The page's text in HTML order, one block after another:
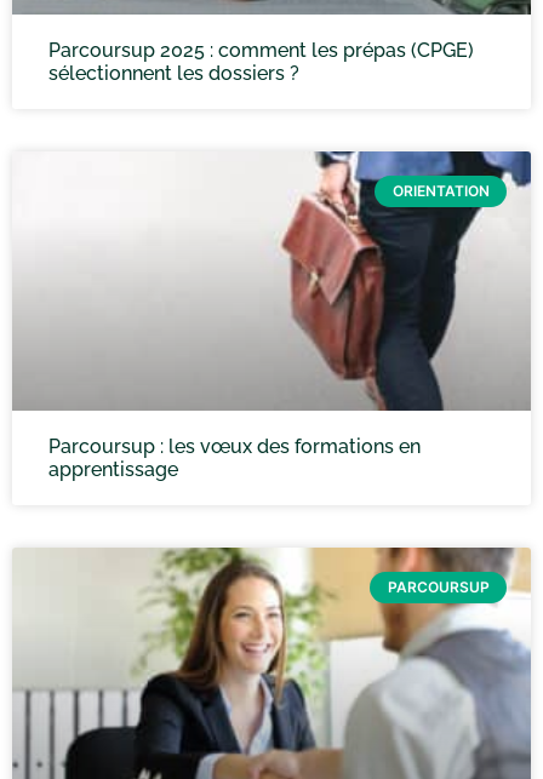
Parcoursup 2025 : comment les prépas (CPGE)
sélectionnent les dossiers ?
ORIENTATION
Parcoursup : les vœux des formations en
apprentissage
PARCOURSUP